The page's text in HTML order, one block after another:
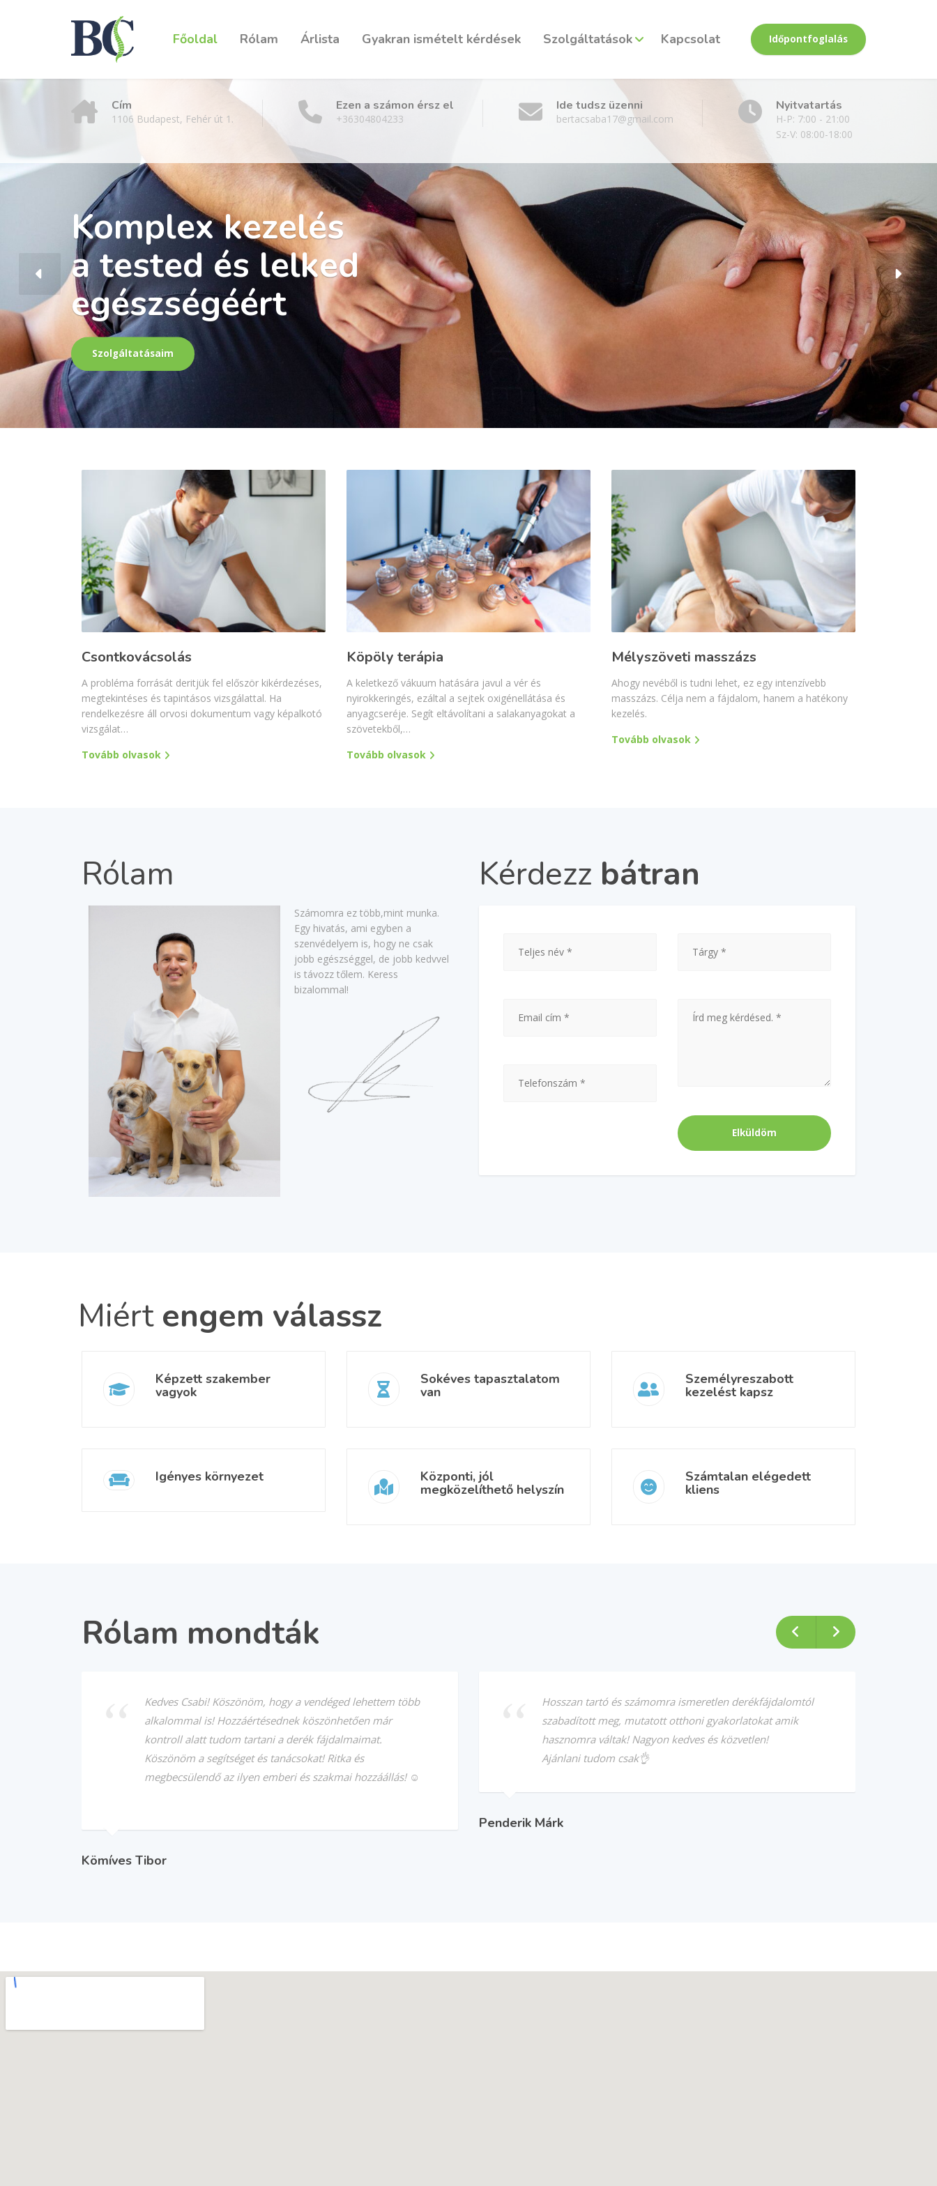
Főoldal Rólam Árlista Gyakran ismételt kérdések Szolgáltatások Kapcsolat Időpontfoglalás
Cím
1106 Budapest, Fehér út 1.
Ezen a számon érsz el
+36304804233
Ide tudsz üzenni
bertacsaba17@gmail.com
Nyitvatartás
H-P: 7:00 - 21:00
Sz-V: 08:00-18:00
Komplex kezelés
a tested és lelked
egészségéért
Szolgáltatásaim
Csontkovácsolás
A probléma forrását deritjük fel először kikérdezéses,
megtekintéses és tapintásos vizsgálattal. Ha
rendelkezésre áll orvosi dokumentum vagy képalkotó
vizsgálat…
Tovább olvasok
Köpöly terápia
A keletkező vákuum hatására javul a vér és
nyirokkeringés, ezáltal a sejtek oxigénellátása és
anyagcseréje. Segít eltávolítani a salakanyagokat a
szövetekből,…
Tovább olvasok
Mélyszöveti masszázs
Ahogy nevéből is tudni lehet, ez egy intenzívebb
masszázs. Célja nem a fájdalom, hanem a hatékony
kezelés.
Tovább olvasok
Rólam
Számomra ez több,mint munka.
Egy hivatás, ami egyben a
szenvédelyem is, hogy ne csak
jobb egészséggel, de jobb kedvvel
is távozz tőlem. Keress
bizalommal!
Kérdezz bátran
Miért engem válassz
Képzett szakember
vagyok
Sokéves tapasztalatom
van
Személyreszabott
kezelést kapsz
Igényes környezet Központi, jól
megközelíthető helyszín
Számtalan elégedett
kliens
Rólam mondták
Kedves Csabi! Köszönöm, hogy a vendéged lehettem több
alkalommal is! Hozzáértésednek köszönhetően már
kontroll alatt tudom tartani a derék fájdalmaimat.
Köszönöm a segítséget és tanácsokat! Ritka és
megbecsülendő az ilyen emberi és szakmai hozzáállás! ☺️
Kömíves Tibor
Hosszan tartó és számomra ismeretlen derékfájdalomtól
szabadított meg, mutatott otthoni gyakorlatokat amik
hasznomra váltak! Nagyon kedves és közvetlen!
Ajánlani tudom csak👌
Penderik Márk